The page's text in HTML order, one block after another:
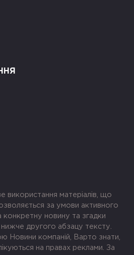
використання матеріалів, що
за умови активного
конкретну новину та згадки
другого абзацу тексту.
Новини компаній, Варто знати,
на правах реклами. За